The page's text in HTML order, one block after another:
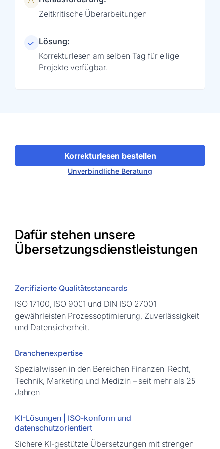
Zeitkritische Überarbeitungen
Lösung:
Korrekturlesen am selben Tag für eilige
Projekte verfügbar.
Korrekturlesen bestellen
Unverbindliche Beratung
Dafür stehen unsere
Übersetzungsdienstleistungen
Zertifizierte Qualitätsstandards
ISO 17100, ISO 9001 und DIN ISO 27001
gewährleisten Prozessoptimierung, Zuverlässigkeit
und Datensicherheit.
Branchenexpertise
Spezialwissen in den Bereichen Finanzen, Recht,
Technik, Marketing und Medizin – seit mehr als 25
Jahren
KI-Lösungen | ISO-konform und
datenschutzorientiert
Sichere KI-gestützte Übersetzungen mit strengen